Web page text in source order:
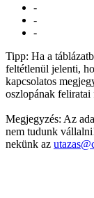
-
-
-
Tipp: Ha a
feltétlenül jelenti,
kapcsolatos
oszlopának
Megjegyzés: Az
nem tudunk
nekünk az